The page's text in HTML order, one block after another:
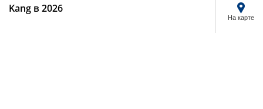
Kang в 2026
На карте